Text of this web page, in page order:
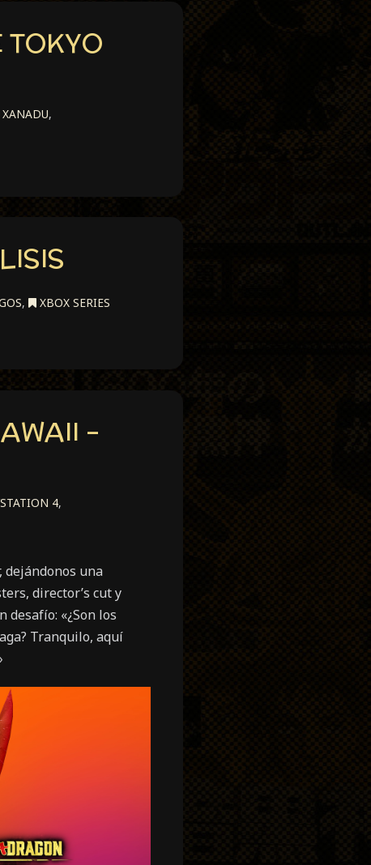
,
, XBOX SERIES
–
4,
dejándonos una
director’s cut y
desafío: «¿Son los
Tranquilo, aquí